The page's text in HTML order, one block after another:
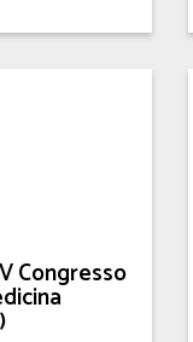
Congresso